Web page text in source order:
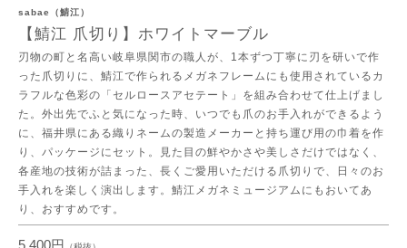
sabae（鯖江）
【鯖江 爪切り】ホワイトマーブル
刃物の町と名高い岐阜県関市の職人が、1本ずつ丁寧に刃を研いで作
った爪切りに、鯖江で作られるメガネフレームにも使用されているカ
ラフルな色彩の「セルロースアセテート」を組み合わせて仕上げまし
た。外出先でふと気になった時、いつでも爪のお手入れができるよう
に、福井県にある織りネームの製造メーカーと持ち運び用の巾着を作
り、パッケージにセット。見た目の鮮やかさや美しさだけではなく、
各産地の技術が詰まった、長くご愛用いただける爪切りで、日々のお
手入れを楽しく演出します。鯖江メガネミュージアムにもおいてあ
り、おすすめです。
5,400円